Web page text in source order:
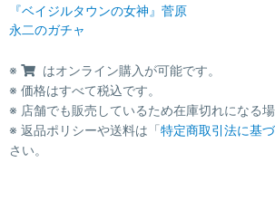
『ベイジルタウンの女神』菅原
永二のガチャ
※
はオンライン購入が可能です。
※ 価格はすべて税込です。
※ 店舗でも販売しているため在庫切れになる場
※ 返品ポリシーや送料は「特定商取引法に基
さい。